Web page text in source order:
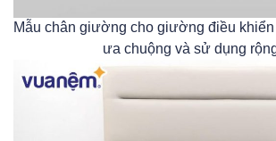
Mẫu chân giường cho giường điều
ưa chuộng và sử dụng